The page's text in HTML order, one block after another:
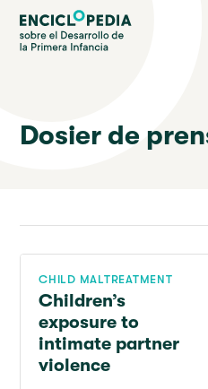
Pasar
contenido
Enciclopedia sobre el
Dosier de
CHILD MALTREATMENT
Children’s
exposure to
intimate partner
violence